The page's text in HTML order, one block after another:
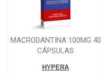
MACRODANTINA 100MG 40
CÁPSULAS
HYPERA